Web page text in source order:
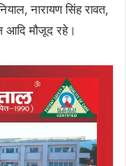
नारायण सिंह रावत,
आदि मौजूद रहे।